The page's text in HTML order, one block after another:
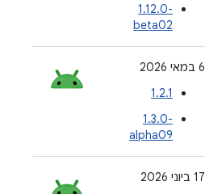
‎1.12.0-
beta02
‫6 במאי 2026
1.2.1
‎1.3.0-
alpha09
‫17 ביוני 2026